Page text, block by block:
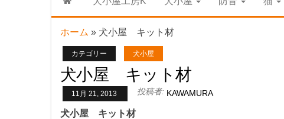
ホーム » 犬小屋 キット材
カテゴリー 犬小屋
犬小屋 キット材
11月 21, 2013 投稿者: KAWAMURA
犬小屋 キット材